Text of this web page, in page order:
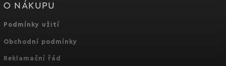
O NÁKUPU
Podmínky užití
Obchodní podmínky
Reklamační řád